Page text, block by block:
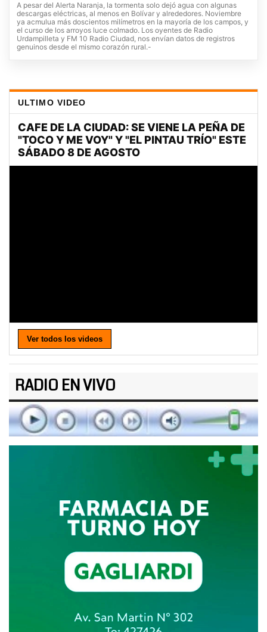
A pesar del Alerta Naranja, la tormenta solo dejó agua con algunas
descargas eléctricas, al menos en Bolívar y alrededores. Noviembre
ya acmulua más doscientos milímetros en la mayoría de los campos, y
el curso de los arroyos luce colmado. Los oyentes de Radio
Urdampilleta y FM 10 Radio Ciudad, nos envían datos de registros
genuinos desde el mismo corazón rural.-
ULTIMO VIDEO
Ver todos los videos
RADIO EN VIVO